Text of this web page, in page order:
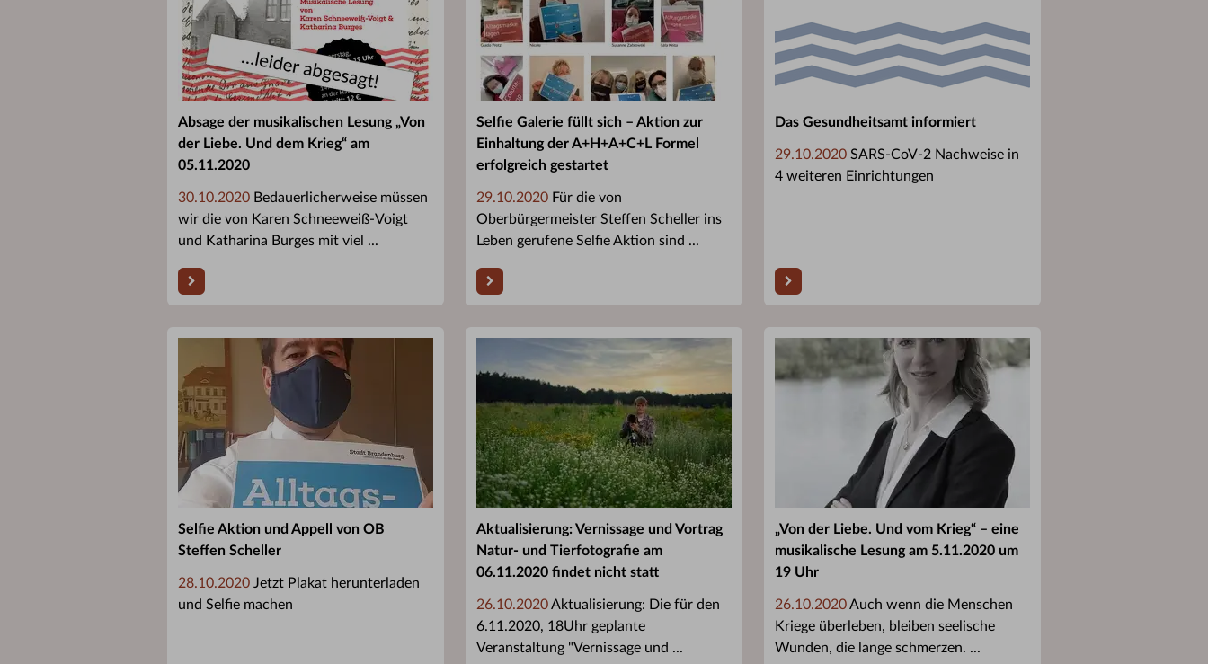
Absage der musikalischen Lesung „Von
der Liebe. Und dem Krieg“ am
05.11.2020
30.10.2020 Bedauerlicherweise müssen
wir die von Karen Schneeweiß-Voigt
und Katharina Burges mit viel ...
Selfie Galerie füllt sich – Aktion zur
Einhaltung der A+H+A+C+L Formel
erfolgreich gestartet
29.10.2020 Für die von
Oberbürgermeister Steffen Scheller ins
Leben gerufene Selfie Aktion sind ...
Das Gesundheitsamt informiert
29.10.2020 SARS-CoV-2 Nachweise in
4 weiteren Einrichtungen
Selfie Aktion und Appell von OB
Steffen Scheller
28.10.2020 Jetzt Plakat herunterladen
und Selfie machen
Aktualisierung: Vernissage und Vortrag
Natur- und Tierfotografie am
06.11.2020 findet nicht statt
26.10.2020Aktualisierung: Die für den
6.11.2020, 18Uhr geplante
Veranstaltung "Vernissage und ...
„Von der Liebe. Und vom Krieg“ – eine
musikalische Lesung am 5.11.2020 um
19 Uhr
26.10.2020Auch wenn die Menschen
Kriege überleben, bleiben seelische
Wunden, die lange schmerzen. ...